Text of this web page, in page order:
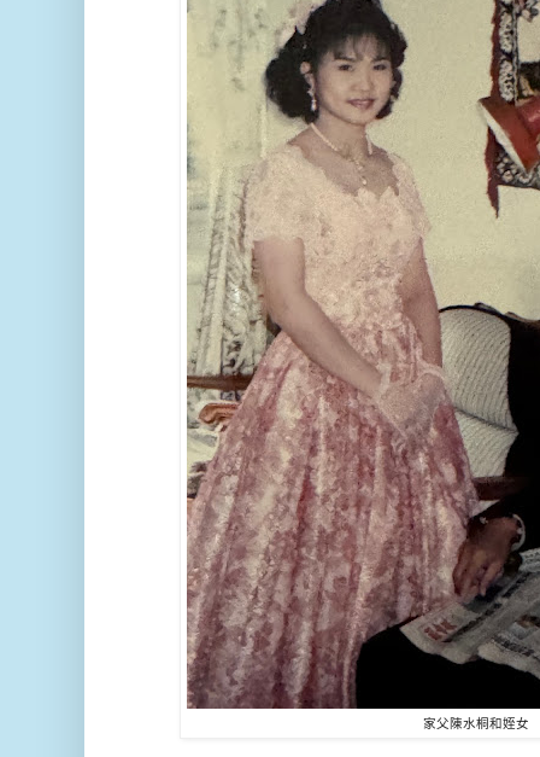
家父陳水桐和姪女